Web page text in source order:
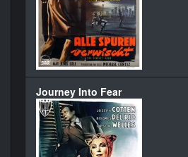
Journey Into Fear